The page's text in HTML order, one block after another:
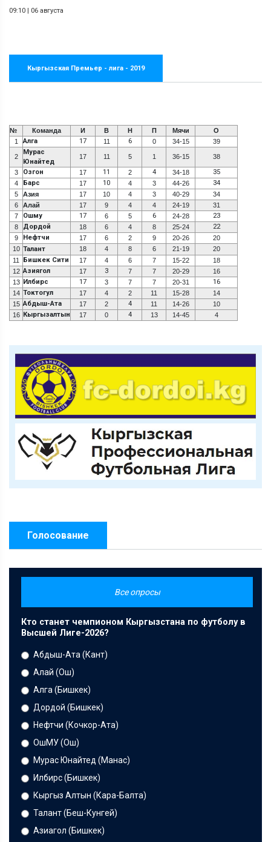
09:10 | 06 августа
Кыргызская Премьер - лига - 2019
№ Команда И В Н П Мячи
О
1
Алга 17 11 6 0 34-15 39
2
Мурас
Юнайтед
17 11 5 1 36-15 38
3 Озгон 17 11 2 4 34-18 35
4 Барс 17 10 4 3 44-26 34
5 Азия 17 10 4 3 40-29
34
6
Алай 17 9 4 4 24-19
31
7
Ошму 17 6 5 6 24-28 23
8 Дордой 18 6 4 8 25-24 22
9 Нефтчи 17 6 2 9 20-26
20
10 Талант 18 4 8 6 21-19
20
11
Бишкек Сити 17 4 6 7 15-22
18
12 Азиягол 17 3 7 7 20-29
16
13 Илбирс 17 3 7 7 20-31 16
14 Токтогул 17 4 2 11 15-28
14
15 Абдыш-Ата 17 2 4 11 14-26
10
16 Кыргызалтын 17 0 4 13 14-45 4
Голосование
Все опросы
Кто станет чемпионом Кыргызстана по футболу в
Высшей Лиге-2026?
Абдыш-Ата (Кант)
Алай (Ош)
Алга (Бишкек)
Дордой (Бишкек)
Нефтчи (Кочкор-Ата)
ОшМУ (Ош)
Мурас Юнайтед (Манас)
Илбирс (Бишкек)
Кыргыз Алтын (Кара-Балта)
Талант (Беш-Кунгей)
Азиагол (Бишкек)